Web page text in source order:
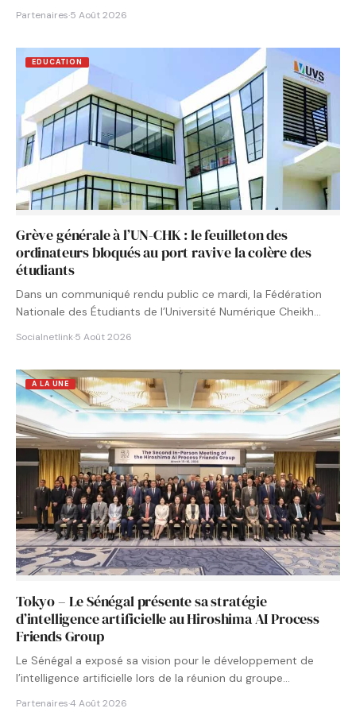
Partenaires·5 Août 2026
EDUCATION
Grève générale à l’UN-CHK : le feuilleton des
ordinateurs bloqués au port ravive la colère des
étudiants
Dans un communiqué rendu public ce mardi, la Fédération
Nationale des Étudiants de l’Université Numérique Cheikh
Socialnetlink·5 Août 2026
A LA UNE
Tokyo – Le Sénégal présente sa stratégie
d’intelligence artificielle au Hiroshima AI Process
Friends Group
Le Sénégal a exposé sa vision pour le développement de
l’intelligence artificielle lors de la réunion du groupe…
Partenaires·4 Août 2026